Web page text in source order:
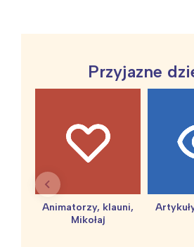
Przyjazne
Animatorzy, klauni,
Mikołaj